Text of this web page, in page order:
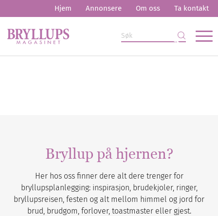
Hjem Annonsere Om oss Ta kontakt
Bryllup på hjernen?
Her hos oss finner dere alt dere trenger for
bryllupsplanlegging: inspirasjon, brudekjoler, ringer,
bryllupsreisen, festen og alt mellom himmel og jord for
brud, brudgom, forlover, toastmaster eller gjest.